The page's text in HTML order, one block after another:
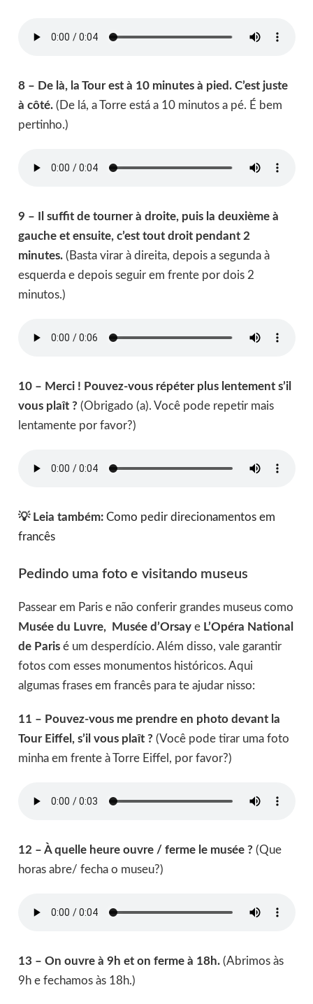
8 – De là, la Tour est à 10 minutes à pied. C’est juste
à côté.(De lá, a Torre está a 10 minutos a pé. É bem
pertinho.)
9 – Il suffit de tourner à droite, puis la deuxième à
gauche et ensuite, c’est tout droit pendant 2
minutes.(Basta virar à direita, depois a segunda à
esquerda e depois seguir em frente por dois 2
minutos.)
10 – Merci ! Pouvez-vous répéter plus lentement s’il
vous plaît ? (Obrigado (a). Você pode repetir mais
lentamente por favor?)
💡 Leia também: Como pedir direcionamentos em
francês
Pedindo uma foto e visitando museus
Passear em Paris e não conferir grandes museus como
Musée du Luvre, Musée d’Orsay eL’Opéra National
de Parisé um desperdício. Além disso, vale garantir
fotos com esses monumentos históricos. Aqui
algumas frases em francês para te ajudar nisso:
11 – Pouvez-vous me prendre en photo devant la
Tour Eiffel, s’il vous plaît ? (Você pode tirar uma foto
minha em frente à Torre Eiffel, por favor?)
12 – À quelle heure ouvre / ferme le musée ? (Que
horas abre/ fecha o museu?)
13 – On ouvre à 9h et on ferme à 18h.(Abrimos às
9h e fechamos às 18h.)